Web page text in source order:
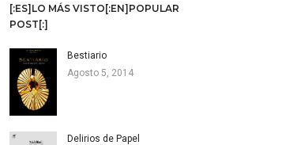
[:ES]LO MÁS VISTO[:EN]POPULAR
POST[:]
Bestiario
Agosto 5, 2014
Delirios de Papel